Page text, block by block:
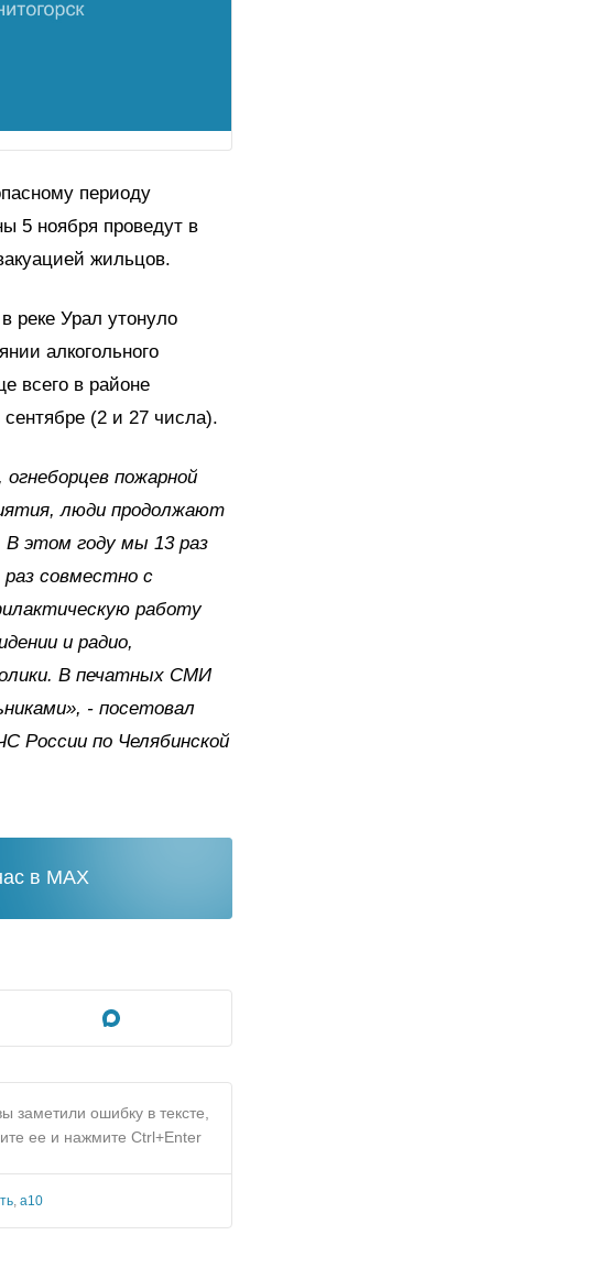
периоду
5 ноября проведут в
жильцов.
реке Урал утонуло
алкогольного
всего в районе
(2 и 27 числа).
пожарной
люди продолжают
В этом году мы 13 раз
совместно с
работу
и радио,
В печатных СМИ
- посетовал
России по Челябинской
в MAX
заметили ошибку в тексте,
ее и нажмите Ctrl+Enter
а10